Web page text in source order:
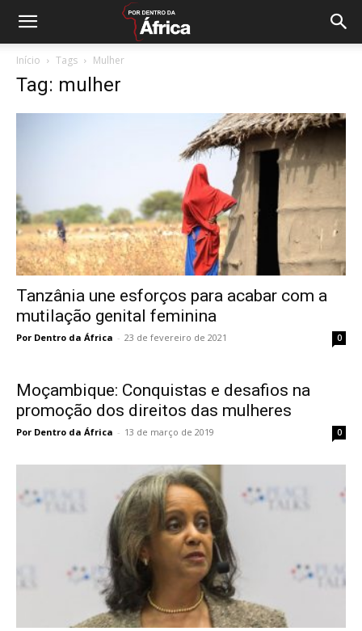
Início Tags Mulher
Tag: mulher
Tanzânia une esforços para acabar com a
mutilação genital feminina
Por Dentro da África - 23 de fevereiro de 2021 0
Moçambique: Conquistas e desafios na
promoção dos direitos das mulheres
Por Dentro da África - 13 de março de 2019 0